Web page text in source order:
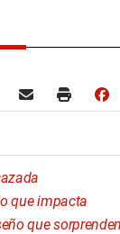
que impacta
que sorprenden